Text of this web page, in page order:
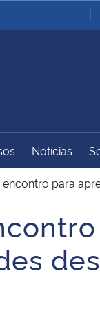
Ministério da
Ministério do
Desenvolvimento
Advocacia-Geral
Notícias
para